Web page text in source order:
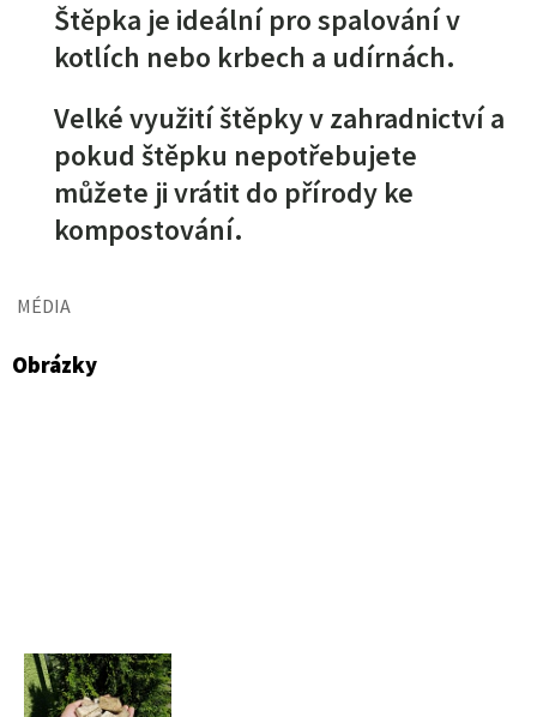
Štěpka je ideální pro spalování v
kotlích nebo krbech a udírnách.
Velké využití štěpky v zahradnictví a
pokud štěpku nepotřebujete
můžete ji vrátit do přírody ke
kompostování.
MÉDIA
Obrázky